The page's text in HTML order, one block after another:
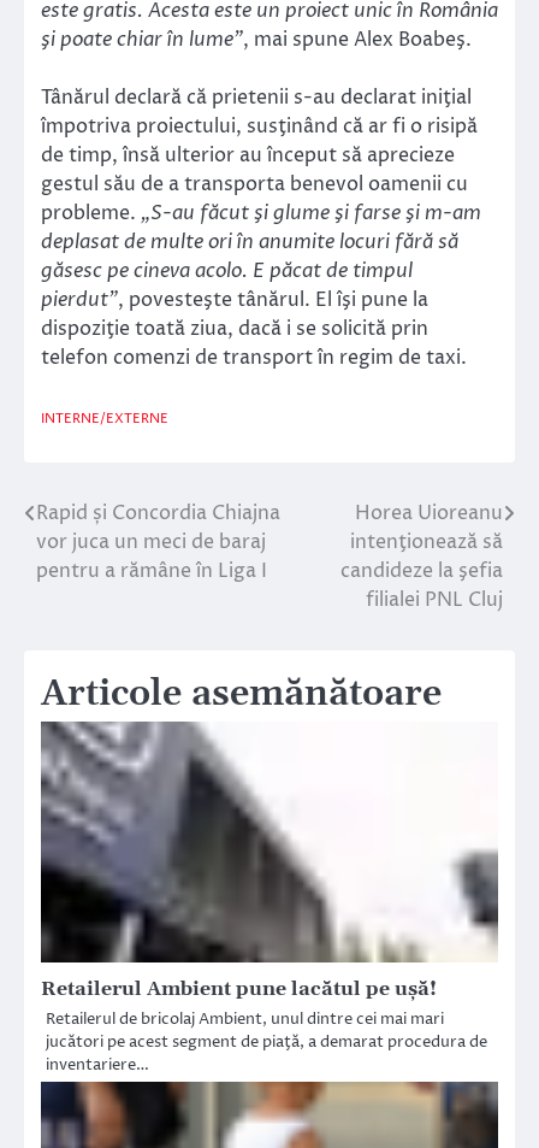
este gratis. Acesta este un proiect unic în România
şi poate chiar în lume”, mai spune Alex Boabeş.
Tânărul declară că prietenii s-au declarat iniţial
împotriva proiectului, susţinând că ar fi o risipă
de timp, însă ulterior au început să aprecieze
gestul său de a transporta benevol oamenii cu
probleme. „S-au făcut şi glume şi farse şi m-am
deplasat de multe ori în anumite locuri fără să
găsesc pe cineva acolo. E păcat de timpul
pierdut”, povesteşte tânărul. El îşi pune la
dispoziţie toată ziua, dacă i se solicită prin
telefon comenzi de transport în regim de taxi.
INTERNE/EXTERNE
Navigare
în
Rapid și Concordia Chiajna
vor juca un meci de baraj
pentru a rămâne în Liga I
Horea Uioreanu
intenţionează să
candideze la şefia
filialei PNL Cluj
Articole asemănătoare
Retailerul Ambient pune lacătul pe ușă!
Retailerul de bricolaj Ambient, unul dintre cei mai mari
jucători pe acest segment de piaţă, a demarat procedura de
inventariere…